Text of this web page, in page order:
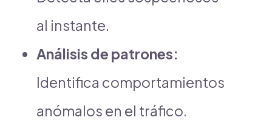
al instante.
Análisis de patrones:
Identifica comportamientos
anómalos en el tráfico.